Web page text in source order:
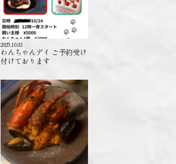
2025.10.03
わんちゃんデイ ご予約受け
付けております️